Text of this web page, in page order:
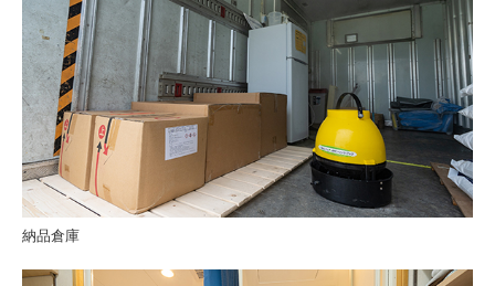
納品倉庫